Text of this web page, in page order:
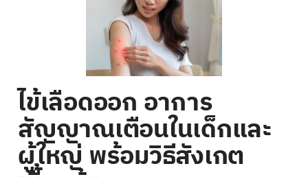
ไข้เลือดออก อาการ
สัญญาณเตือนในเด็กและ
ผู้ใหญ่ พร้อมวิธีสังเกต